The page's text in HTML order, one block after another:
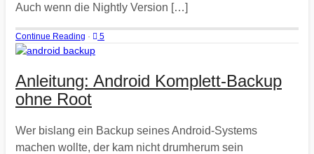
Auch wenn die Nightly Version […]
Continue Reading · 5
Anleitung: Android Komplett-Backup
ohne Root
Wer bislang ein Backup seines Android-Systems
machen wollte, der kam nicht drumherum sein